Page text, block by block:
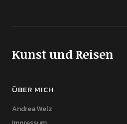
Kunst und Reisen
ÜBER MICH
Andrea Welz